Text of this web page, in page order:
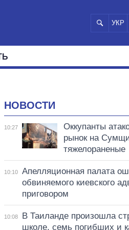
УКР
НОВОСТИ
10:27
Оккупанты
рынок на
тяжелораненые
10:10
Апелляционная палата
обвиняемого киевского
приговором
10:08
В Таиланде произошла
школе, семь погибших и